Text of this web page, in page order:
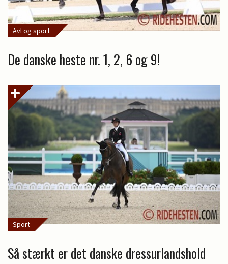
Avl og sport
De danske heste nr. 1, 2, 6 og 9!
Sport
Så stærkt er det danske dressurlandshold